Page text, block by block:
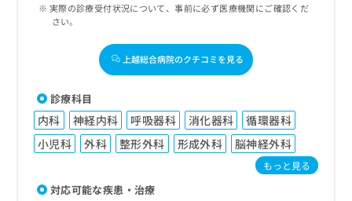
実際の診療受付状況について、事前に必ず医療機関にご確認くだ
さい。
上越総合病院のクチコミを見る
診療科目
内科 神経内科 呼吸器科 消化器科
循環器科
小児科
外科 整形外科 形成外科 脳神経外科
もっと見る
対応可能な疾患・治療